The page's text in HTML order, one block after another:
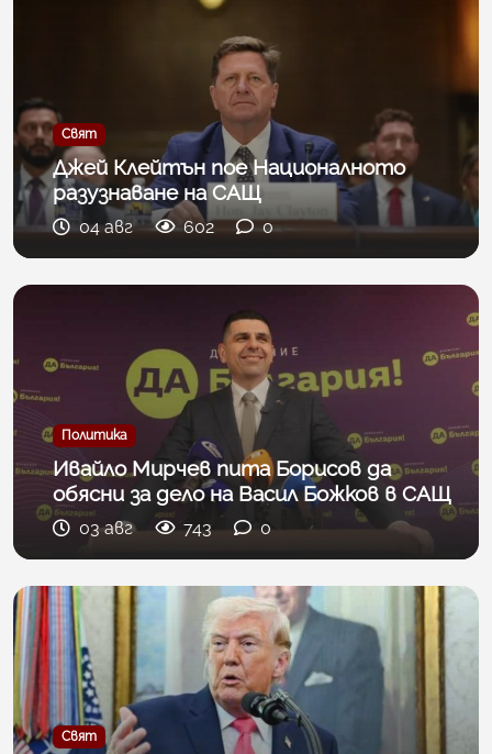
Свят
Джей Клейтън пое Националното
разузнаване на САЩ
04 авг 602 0
Политика
Ивайло Мирчев пита Борисов да
обясни за дело на Васил Божков в САЩ
03 авг 743 0
Свят